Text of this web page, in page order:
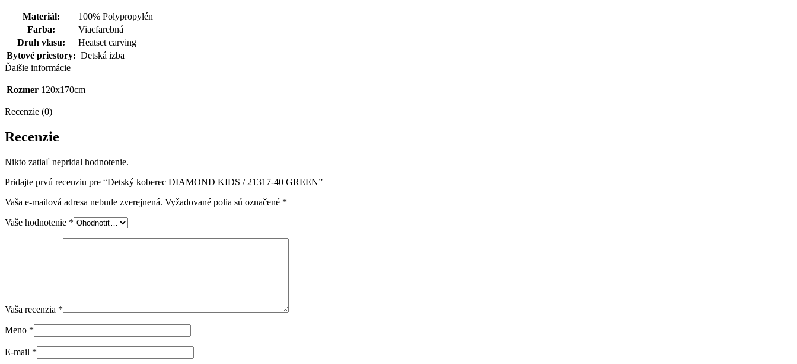
Materiál:
100% Polypropylén
Farba:
Viacfarebná
Druh vlasu:
Heatset carving
Bytové priestory: Detská izba
Ďalšie informácie
Rozmer 120x170cm
Recenzie (0)
Recenzie
Nikto zatiaľ nepridal hodnotenie.
Pridajte prvú recenziu pre “Detský koberec DIAMOND KIDS / 21317-40 GREEN”
Vaša e-mailová adresa nebude zverejnená. Vyžadované polia sú označené *
Vaše hodnotenie *
Vaša recenzia *
Meno *
E-mail *